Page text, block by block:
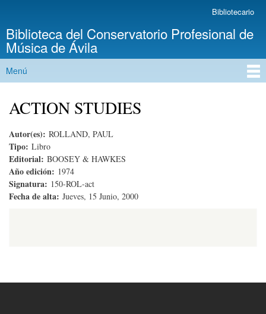
principal
Bibliotecario
Biblioteca del Conservatorio Profesional de
Música de Ávila
Menú principal
Menú
ACTION STUDIES
Autor(es): ROLLAND, PAUL
Tipo: Libro
Editorial: BOOSEY & HAWKES
Año edición: 1974
Signatura: 150-ROL-act
Fecha de alta: Jueves, 15 Junio, 2000